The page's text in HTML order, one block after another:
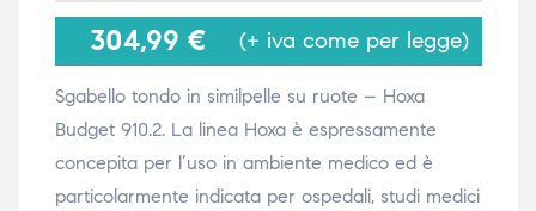
304,99 € (+ iva come per legge)
Sgabello tondo in similpelle su ruote – Hoxa
Budget 910.2. La linea Hoxa è espressamente
concepita per l’uso in ambiente medico ed è
particolarmente indicata per ospedali, studi medici